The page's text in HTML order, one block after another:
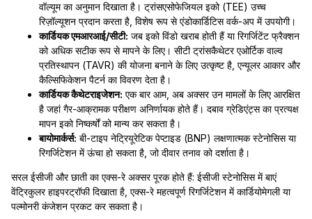
वॉल्यूम का अनुमान दिखाता है। ट्रांसएसोफेजियल इको (TEE) उच्च
रिज़ॉल्यूशन प्रदान करता है, विशेष रूप से एंडोकार्डिटिस वर्क-अप में उपयोगी।
कार्डियक एमआरआई/सीटी: जब इको विंडो खराब होती हैं या रिगर्जिटेंट फ्रैक्शन
को अधिक सटीक रूप से मापने के लिए। सीटी ट्रांसकैथेटर एओर्टिक वाल्व
प्रतिस्थापन (TAVR) की योजना बनाने के लिए उत्कृष्ट है, एन्यूलर आकार और
कैल्सिफिकेशन पैटर्न का विवरण देता है।
कार्डियक कैथेटराइजेशन: एक बार आम, अब अक्सर उन मामलों के लिए आरक्षित
है जहां गैर-आक्रामक परीक्षण अनिर्णायक होते हैं। दबाव ग्रेडिएंट्स का प्रत्यक्ष
मापन इको निष्कर्षों को मान्य कर सकता है।
बायोमार्कर्स: बी-टाइप नेट्रियूरेटिक पेप्टाइड (BNP) लक्षणात्मक स्टेनोसिस या
रिगर्जिटेशन में ऊंचा हो सकता है, जो दीवार तनाव को दर्शाता है।
सरल ईसीजी और छाती का एक्स-रे अक्सर पूरक होते हैं: ईसीजी स्टेनोसिस में बाएं
वेंट्रिकुलर हाइपरट्रॉफी दिखाता है, एक्स-रे महत्वपूर्ण रिगर्जिटेशन में कार्डियोमेगली या
पल्मोनरी कंजेशन प्रकट कर सकता है।